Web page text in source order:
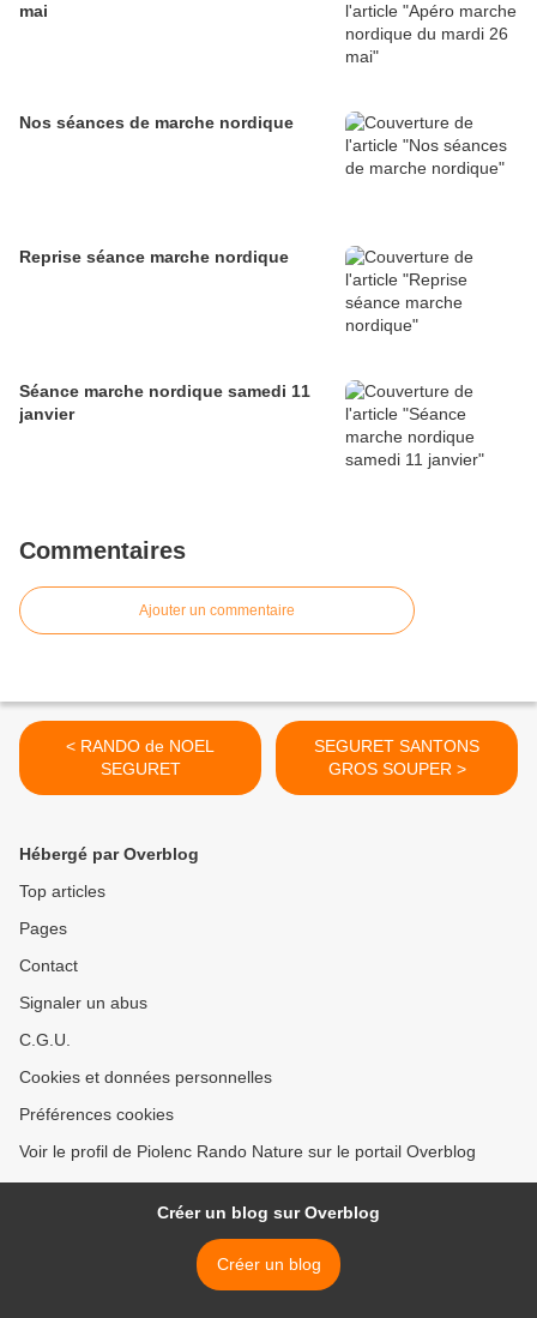
mai
Nos séances de marche nordique
Reprise séance marche nordique
Séance marche nordique samedi 11
janvier
Commentaires
Ajouter un commentaire
< RANDO de NOEL
SEGURET
SEGURET SANTONS
GROS SOUPER >
Hébergé par Overblog
Top articles
Pages
Contact
Signaler un abus
C.G.U.
Cookies et données personnelles
Préférences cookies
Voir le profil de Piolenc Rando Nature sur le portail Overblog
Créer un blog sur Overblog
Créer un blog